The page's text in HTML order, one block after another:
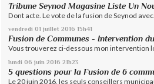
Tribune Seynod Magasine Liste Un
Dont acte. Le vote de la fusion de Seynod avec...
vendredi 01 juillet 2016 15h41
Fusion de Communes - Intervention
Vous trouverez ci-dessous mon intervention
lundi 06 juin 2016 21h23
5 questions pour la Fusion de 6
Le 20 juin 2016, les seuls conseillers